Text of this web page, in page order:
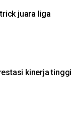
juara liga
kinerja tinggi